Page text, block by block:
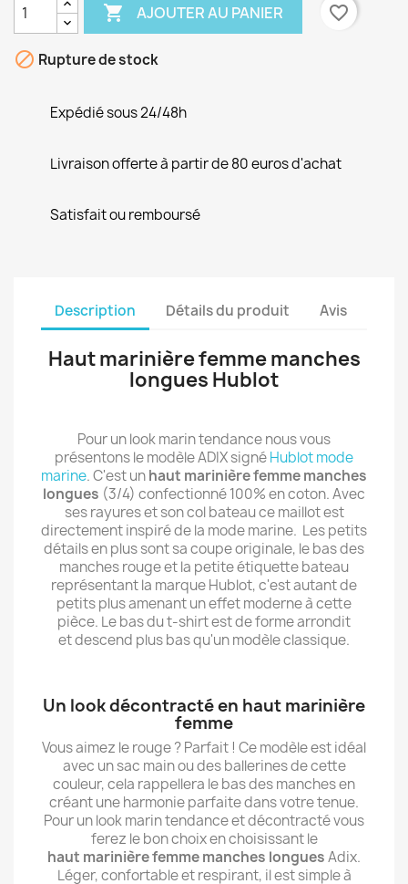
 AJOUTER AU PANIER favorite_border
 Rupture de stock
Expédié sous 24/48h
Livraison offerte à partir de 80 euros d'achat
Satisfait ou remboursé
Description Détails du produit Avis
Haut marinière femme manches
longues Hublot
Pour un look marin tendance nous vous
présentons le modèle ADIX signéHublot mode
marine. C'est unhaut marinière femme manches
longues (3/4) confectionné 100% en coton. Avec
ses rayures et son col bateau ce maillot est
directement inspiré de la mode marine. Les petits
détails en plus sont sa coupe originale, le bas des
manches rouge et la petite étiquette bateau
représentant la marque Hublot, c'est autant de
petits plus amenant un effet moderne à cette
pièce. Le bas du t-shirt est de forme arrondit
et descend plus bas qu'un modèle classique.
Un look décontracté en haut marinière
femme
Vous aimez le rouge ? Parfait ! Ce modèle est idéal
avec un sac main ou des ballerines de cette
couleur, cela rappellera le bas des manches en
créant une harmonie parfaite dans votre tenue.
Pour un look marin tendance et décontracté vous
ferez le bon choix en choisissant le
haut marinière femme manches longuesAdix.
Léger, confortable et respirant, il est simple à